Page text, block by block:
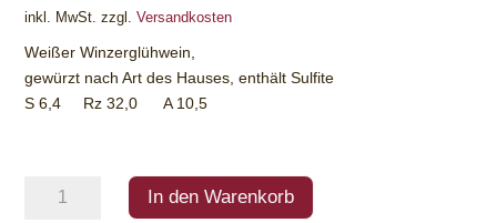
inkl. MwSt. zzgl.Versandkosten
Weißer Winzerglühwein,
gewürzt nach Art des Hauses, enthält Sulfite
S 6,4 Rz 32,0 A 10,5
WINZERGLÜHWEINIn den Warenkorb